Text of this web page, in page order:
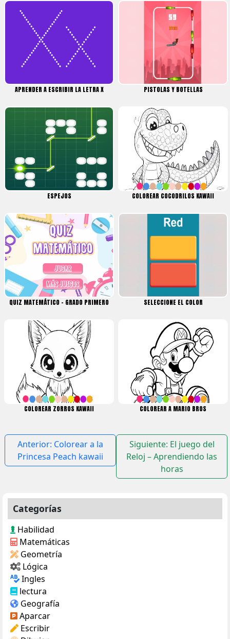
APRENDER A ESCRIBIR LA LETRA X PISTOLAS Y BOTELLAS
ESPEJOS COLOREAR COCODRILOS KAWAII
QUIZ MATEMÁTICO – GRADO PRIMERO SELECCIONE EL COLOR
COLOREAR ZORROS KAWAII COLOREAR A MARIO BROS
Navegación
de
Anterior: Colorear a la
Princesa Peach kawaii
Siguiente: El juego del
Reloj – Aprendiendo las
horas
Categorías
Habilidad
Matemáticas
Geometría
Lógica
Ingles
lectura
Geografía
Aparcar
Escribir